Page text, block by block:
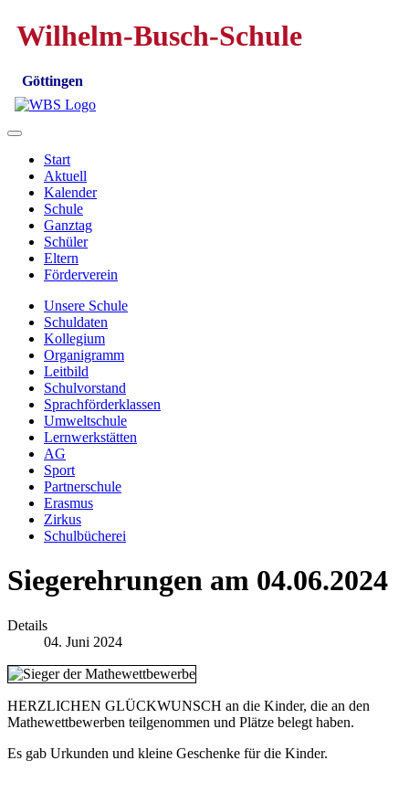
Wilhelm-Busch-Schule
Göttingen
Start
Aktuell
Kalender
Schule
Ganztag
Schüler
Eltern
Förderverein
Unsere Schule
Schuldaten
Kollegium
Organigramm
Leitbild
Schulvorstand
Sprachförderklassen
Umweltschule
Lernwerkstätten
AG
Sport
Partnerschule
Erasmus
Zirkus
Schulbücherei
Siegerehrungen am 04.06.2024
Details
04. Juni 2024
HERZLICHEN GLÜCKWUNSCH an die Kinder, die an den
Mathewettbewerben teilgenommen und Plätze belegt haben.
Es gab Urkunden und kleine Geschenke für die Kinder.